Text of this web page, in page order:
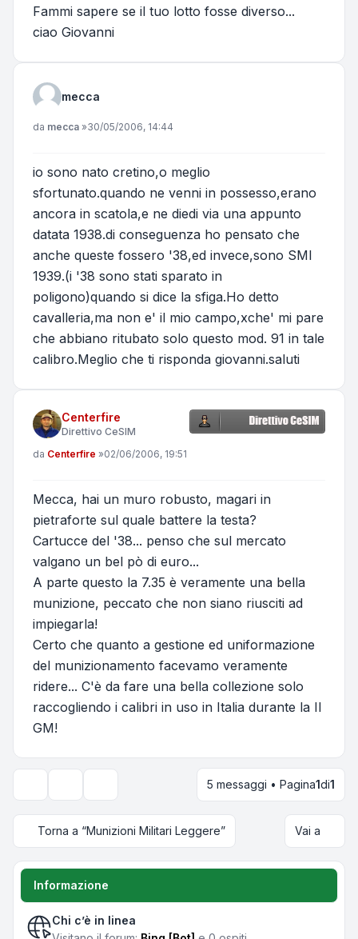
Fammi sapere se il tuo lotto fosse diverso...
ciao Giovanni
mecca
Messaggio
da mecca »30/05/2006, 14:44
io sono nato cretino,o meglio
sfortunato.quando ne venni in possesso,erano
ancora in scatola,e ne diedi via una appunto
datata 1938.di conseguenza ho pensato che
anche queste fossero '38,ed invece,sono SMI
1939.(i '38 sono stati sparato in
poligono)quando si dice la sfiga.Ho detto
cavalleria,ma non e' il mio campo,xche' mi pare
che abbiano ritubato solo questo mod. 91 in tale
calibro.Meglio che ti risponda giovanni.saluti
Centerfire
Direttivo CeSIM
Messaggio
da Centerfire »02/06/2006, 19:51
Mecca, hai un muro robusto, magari in
pietraforte sul quale battere la testa?
Cartucce del '38... penso che sul mercato
valgano un bel pò di euro...
A parte questo la 7.35 è veramente una bella
munizione, peccato che non siano riusciti ad
impiegarla!
Certo che quanto a gestione ed uniformazione
del munizionamento facevamo veramente
ridere... C'è da fare una bella collezione solo
raccogliendo i calibri in uso in Italia durante la II
GM!
Opzioni di visualizzazione e ordinamento
5 messaggi • Pagina1di1
Torna a “Munizioni Militari Leggere” Vai a
Informazione
Chi c’è in linea